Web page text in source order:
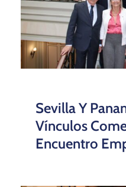
Sevilla Y
Vínculos
Encuentro